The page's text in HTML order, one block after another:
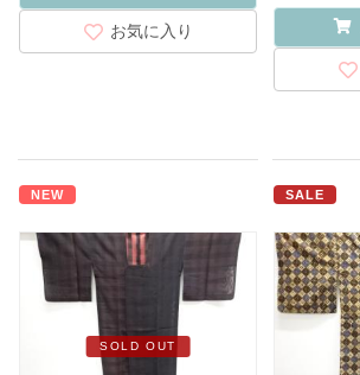
お気に入り
NEW
SOLD OUT
SALE